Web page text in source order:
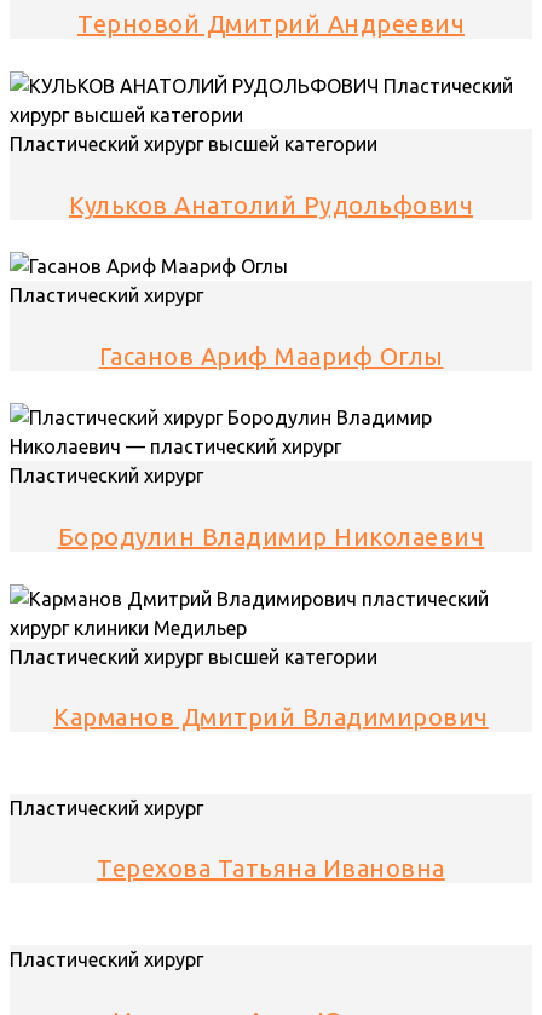
Терновой Дмитрий Андреевич
Пластический хирург высшей категории
Кульков Анатолий Рудольфович
Пластический хирург
Гасанов Ариф Маариф Оглы
Пластический хирург
Бородулин Владимир Николаевич
Пластический хирург высшей категории
Карманов Дмитрий Владимирович
Пластический хирург
Терехова Татьяна Ивановна
Пластический хирург